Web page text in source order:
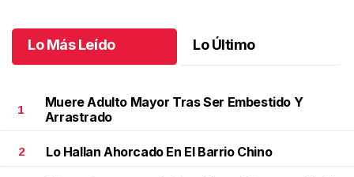
Lo Más Leído Lo Último
1
Muere Adulto Mayor Tras Ser Embestido Y
Arrastrado
2 Lo Hallan Ahorcado En El Barrio Chino